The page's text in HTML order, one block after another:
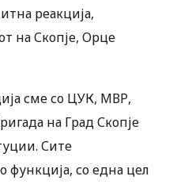
реакција,
на Скопје, Орце
сме со ЦУК, МВР,
на Град Скопје
Сите
функција, со една цел